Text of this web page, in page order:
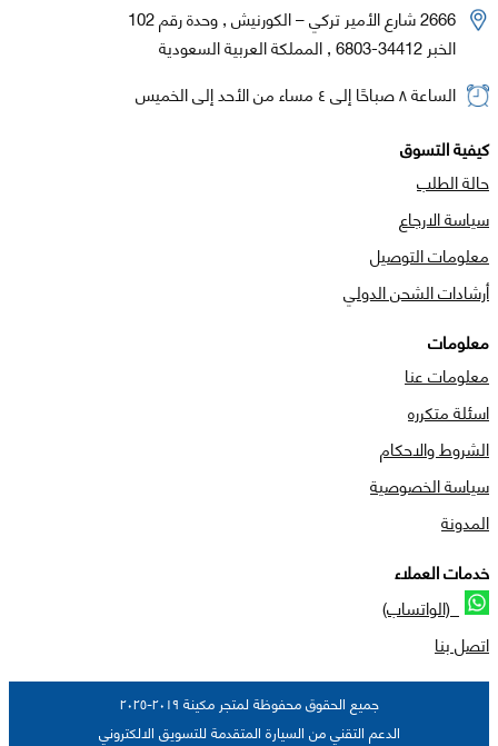
2666 شارع الأمير تركي – الكورنيش , وحدة رقم 102
الخبر 34412-6803 , المملكة العربية السعودية
الساعة ٨ صباحًا إلى ٤ مساء من الأحد إلى الخميس
كيفية التسوق
حالة الطلب
سياسة الارجاع
معلومات التوصيل
أرشادات الشحن الدولي
معلومات
معلومات عنا
اسئلة متكرره
الشروط والاحكام
سياسة الخصوصية
المدونة
خدمات العملاء
(الواتساب)
اتصل بنا
جميع الحقوق محفوظة لمتجر مكينة ٢٠١٩-٢٠٢٥
الدعم التقني من السيارة المتقدمة للتسويق الالكتروني